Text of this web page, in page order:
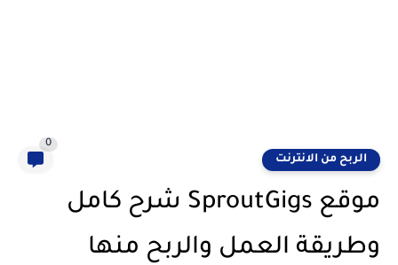
الربح من الانترنت
0
موقع SproutGigs شرح كامل
وطريقة العمل والربح منها